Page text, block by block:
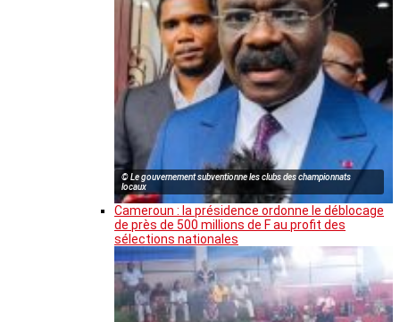
© Le gouvernement subventionne les clubs des championnats
locaux
Cameroun : la présidence ordonne le déblocage
de près de 500 millions de F au profit des
sélections nationales